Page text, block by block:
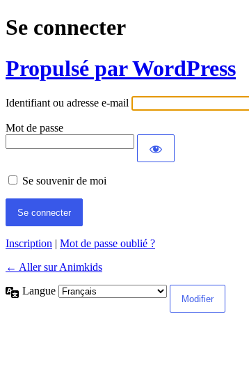
Se connecter
Propulsé par WordPress
Identifiant ou adresse e-mail
Mot de passe
Se souvenir de moi
Inscription | Mot de passe oublié ?
← Aller sur Animkids
Langue